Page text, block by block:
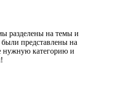
разделены на темы и
представлены на
нужную категорию и